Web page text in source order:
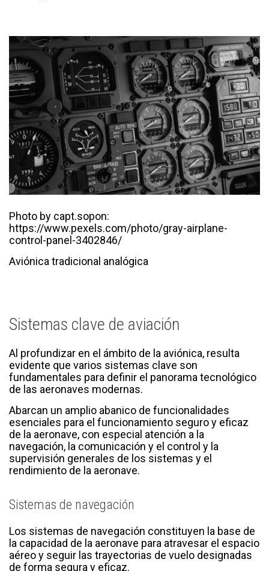
Photo by capt.sopon:
https://www.pexels.com/photo/gray-airplane-
control-panel-3402846/
Aviónica tradicional analógica
Sistemas clave de aviación
Al profundizar en el ámbito de la aviónica, resulta
evidente que varios sistemas clave son
fundamentales para definir el panorama tecnológico
de las aeronaves modernas.
Abarcan un amplio abanico de funcionalidades
esenciales para el funcionamiento seguro y eficaz
de la aeronave, con especial atención a la
navegación, la comunicación y el control y la
supervisión generales de los sistemas y el
rendimiento de la aeronave.
Sistemas de navegación
Los sistemas de navegación constituyen la base de
la capacidad de la aeronave para atravesar el espacio
aéreo y seguir las trayectorias de vuelo designadas
de forma segura y eficaz.